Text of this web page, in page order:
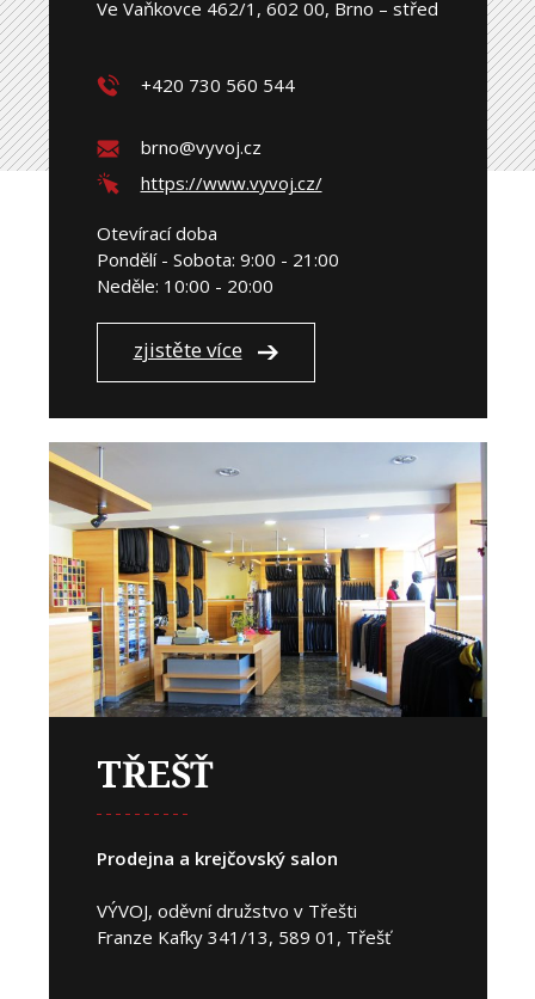
Ve Vaňkovce 462/1, 602 00, Brno – střed
+420 730 560 544
brno@vyvoj.cz
https://www.vyvoj.cz/
Otevírací doba
Pondělí - Sobota: 9:00 - 21:00
Neděle: 10:00 - 20:00
zjistěte více
TŘEŠŤ
Prodejna a krejčovský salon
VÝVOJ, oděvní družstvo v Třešti
Franze Kafky 341/13, 589 01, Třešť